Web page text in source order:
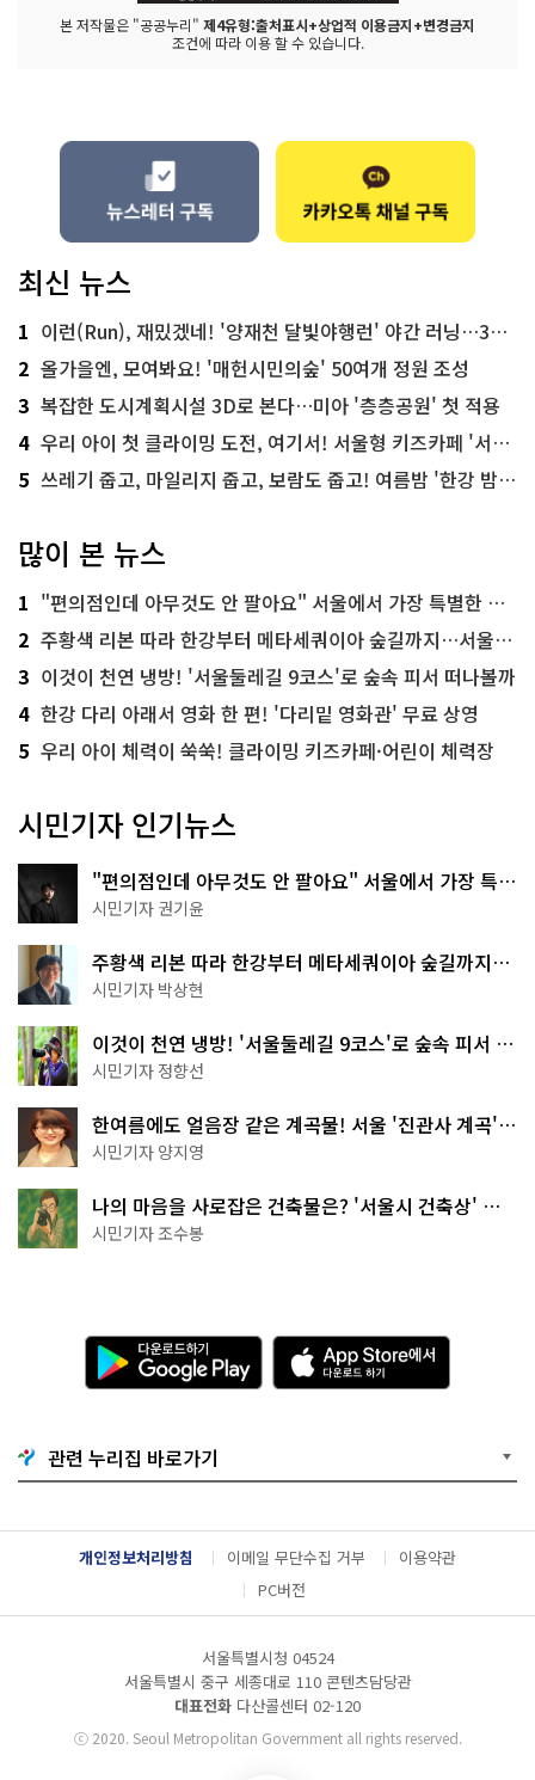
본 저작물은 "공공누리" 제4유형:출처표시+상업적 이용금지+변경금지
조건에 따라 이용 할 수 있습니다.
최신 뉴스
1 이런(Run), 재밌겠네! '양재천 달빛야행런' 야간 러닝…300명 모집
2 올가을엔, 모여봐요! '매헌시민의숲' 50여개 정원 조성
3 복잡한 도시계획시설 3D로 본다…미아 '층층공원' 첫 적용
4 우리 아이 첫 클라이밍 도전, 여기서! 서울형 키즈카페 '서울가족플라자점'
5 쓰레기 줍고, 마일리지 줍고, 보람도 줍고! 여름밤 '한강 밤마실 줍깅'
많이 본 뉴스
1 "편의점인데 아무것도 안 팔아요" 서울에서 가장 특별한 편의점의 정체
2 주황색 리본 따라 한강부터 메타세쿼이아 숲길까지…서울둘레길 15코스
3 이것이 천연 냉방! '서울둘레길 9코스'로 숲속 피서 떠나볼까
4 한강 다리 아래서 영화 한 편! '다리밑 영화관' 무료 상영
5 우리 아이 체력이 쑥쑥! 클라이밍 키즈카페·어린이 체력장
시민기자 인기뉴스
"편의점인데 아무것도 안 팔아요" 서울에서 가장 특별
한 편의점의 정체
시민기자 권기윤
주황색 리본 따라 한강부터 메타세쿼이아 숲길까지…
서울둘레길 15코스
시민기자 박상현
이것이 천연 냉방! '서울둘레길 9코스'로 숲속 피서 떠
나볼까
시민기자 정향선
한여름에도 얼음장 같은 계곡물! 서울 '진관사 계곡'이
천국이네~
시민기자 양지영
나의 마음을 사로잡은 건축물은? '서울시 건축상' 수
상작 공개!
시민기자 조수봉
다
운
로
기
G
o
g
l
e
A
p
p
e
서
다
운
관련 누리집 바로가기
개인정보처리방침 이메일 무단수집 거부
이용약관
PC버전
서울특별시청 04524
서울특별시 중구 세종대로 110 콘텐츠담당관
대표전화 다산콜센터 02-120
ⓒ2020. Seoul Metropolitan Government all rights reserved.